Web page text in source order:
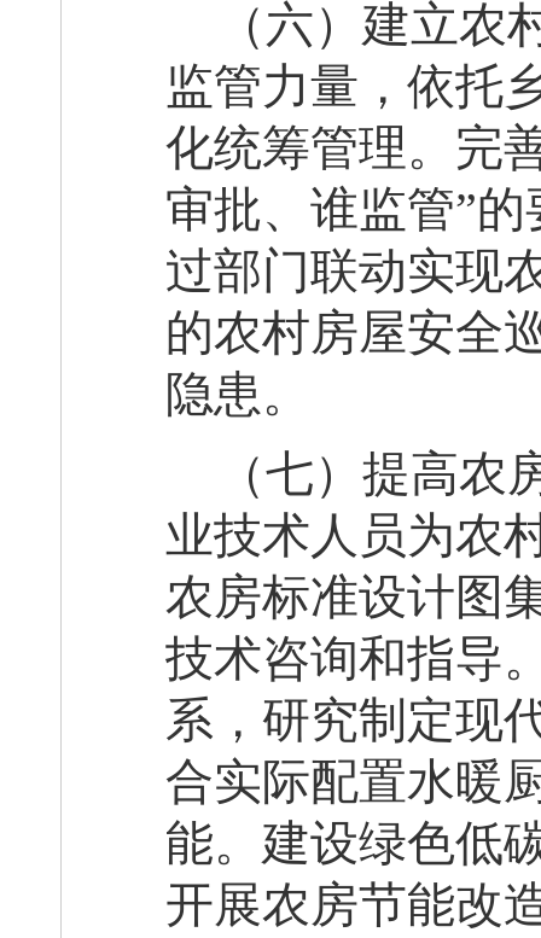
（六）建立农
监管力量，依托
化统筹管理。 完
审批、谁监管”
过部门联动实现
的农村房屋安全
隐患。
（七）提高农
业技术人员为农
农房标准设计图
技术咨询和指导
系 ，研究制定现
合实际配置水暖
能。建设绿色低
开展农房节能改